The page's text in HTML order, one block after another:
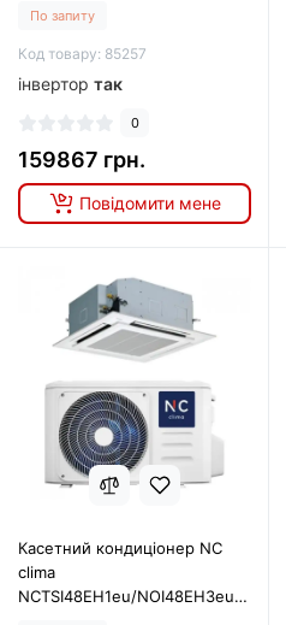
По запиту
Код товару: 85257
інвертор так
0
159867 грн.
Повідомити мене
Касетний кондиціонер NC
clima
NCTSI48EH1eu/NOI48EH3eu/NCP-